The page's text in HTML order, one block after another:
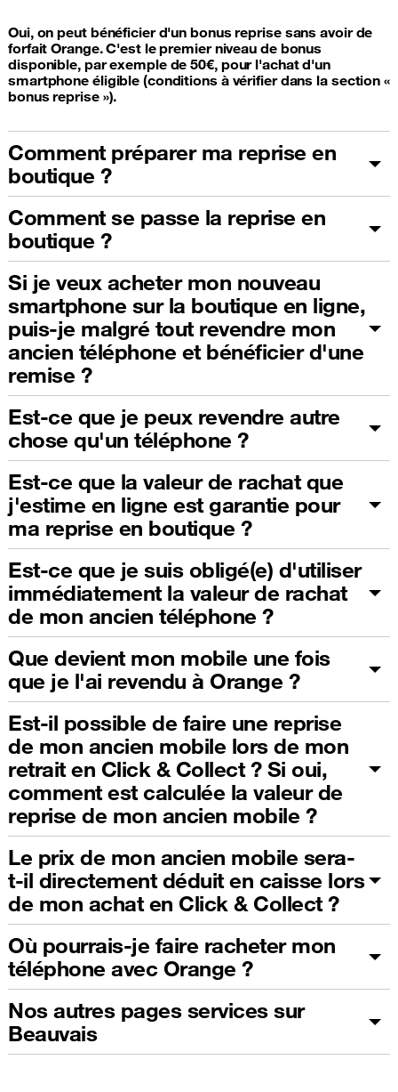
Oui, on peut bénéficier d'un bonus reprise sans avoir de
forfait Orange. C'est le premier niveau de bonus
disponible, par exemple de 50€, pour l'achat d'un
smartphone éligible (conditions à vérifier dans la section «
bonus reprise »).
Comment préparer ma reprise en
boutique ?
Comment se passe la reprise en
boutique ?
Si je veux acheter mon nouveau
smartphone sur la boutique en ligne,
puis-je malgré tout revendre mon
ancien téléphone et bénéficier d'une
remise ?
Est-ce que je peux revendre autre
chose qu'un téléphone ?
Est-ce que la valeur de rachat que
j'estime en ligne est garantie pour
ma reprise en boutique ?
Est-ce que je suis obligé(e) d'utiliser
immédiatement la valeur de rachat
de mon ancien téléphone ?
Que devient mon mobile une fois
que je l'ai revendu à Orange ?
Est-il possible de faire une reprise
de mon ancien mobile lors de mon
retrait en Click & Collect ? Si oui,
comment est calculée la valeur de
reprise de mon ancien mobile ?
Le prix de mon ancien mobile sera-
t-il directement déduit en caisse lors
de mon achat en Click & Collect ?
Où pourrais-je faire racheter mon
téléphone avec Orange ?
Nos autres pages services sur
Beauvais